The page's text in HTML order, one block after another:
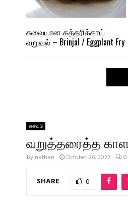
சுவையான கத்தரிக்காய்
வறுவல் – Brinjal / Eggplant Fry
சைவம்
வறுத்தரைத்த
by nathan October 26, 2022 0
SHARE 0